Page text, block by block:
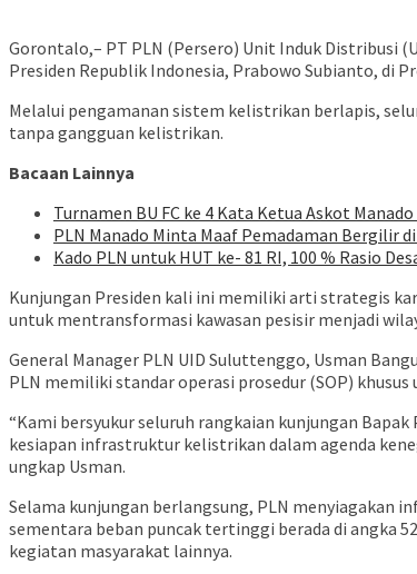
Gorontalo,– PT PLN (Persero) Unit Induk Distribusi
Presiden Republik Indonesia, Prabowo Subianto, di
Melalui pengamanan sistem kelistrikan berlapis,
tanpa gangguan kelistrikan.
Bacaan Lainnya
Turnamen BU FC ke 4 Kata Ketua Askot
PLN Manado Minta Maaf Pemadaman Bergilir
Kado PLN untuk HUT ke- 81 RI, 100 % Rasio
Kunjungan Presiden kali ini memiliki arti strategis
untuk mentransformasi kawasan pesisir menjadi
General Manager PLN UID Suluttenggo, Usman
PLN memiliki standar operasi prosedur (SOP)
“Kami bersyukur seluruh rangkaian kunjungan
kesiapan infrastruktur kelistrikan dalam agenda
ungkap Usman.
Selama kunjungan berlangsung, PLN menyiagakan
sementara beban puncak tertinggi berada di angka
kegiatan masyarakat lainnya.